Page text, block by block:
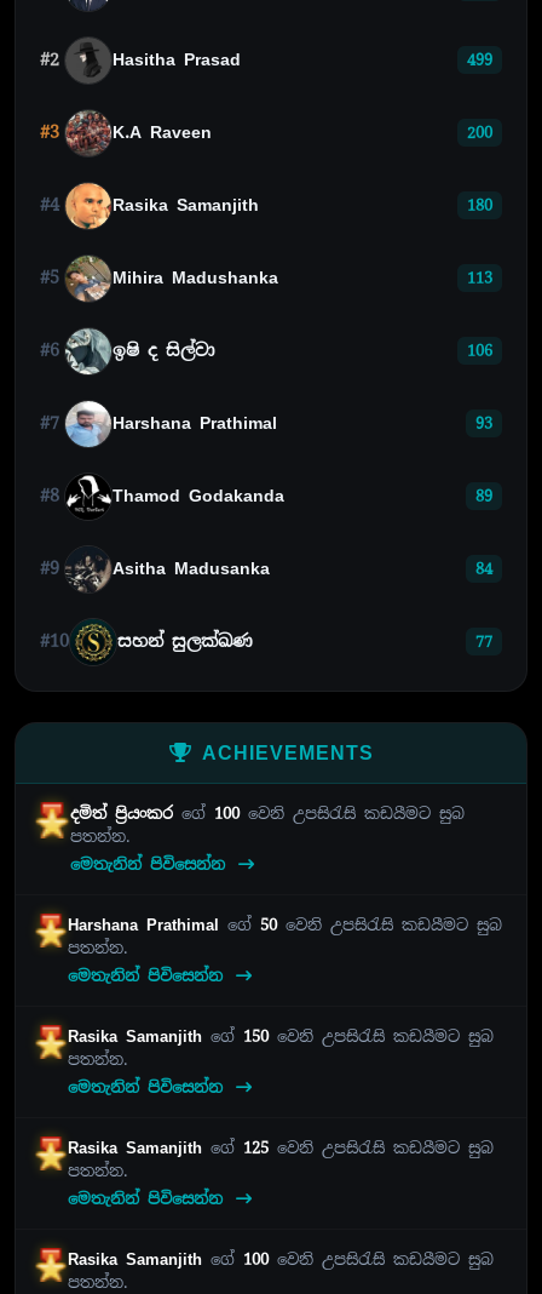
#2 Hasitha Prasad 499
#3 K.A Raveen 200
#4 Rasika Samanjith 180
#5 Mihira Madushanka 113
#6 ඉෂි ද සිල්වා 106
#7 Harshana Prathimal 93
#8 Thamod Godakanda 89
#9 Asitha Madusanka 84
#10 සහන් සුලක්ඛණ 77
ACHIEVEMENTS
දමිත් ප්‍රියංකරගේ 100වෙනි උපසිරැසි කඩයීමට සුබ
පතන්න.
මෙතැනින් පිවිසෙන්න
Harshana Prathimal ගේ 50වෙනි උපසිරැසි කඩයීමට සුබ
පතන්න.
මෙතැනින් පිවිසෙන්න
Rasika Samanjithගේ 150වෙනි උපසිරැසි කඩයීමට සුබ
පතන්න.
මෙතැනින් පිවිසෙන්න
Rasika Samanjithගේ 125 වෙනි උපසිරැසි කඩයීමට සුබ
පතන්න.
මෙතැනින් පිවිසෙන්න
Rasika Samanjithගේ 100වෙනි උපසිරැසි කඩයීමට සුබ
පතන්න.